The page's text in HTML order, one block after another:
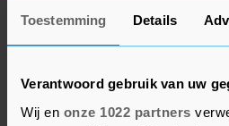
Toestemming Details
Verantwoord gebruik van uw
Wij en onze 1022 partners